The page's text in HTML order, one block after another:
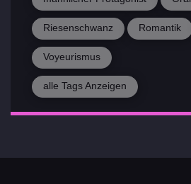
Riesenschwanz Romantik
Voyeurismus
alle Tags Anzeigen